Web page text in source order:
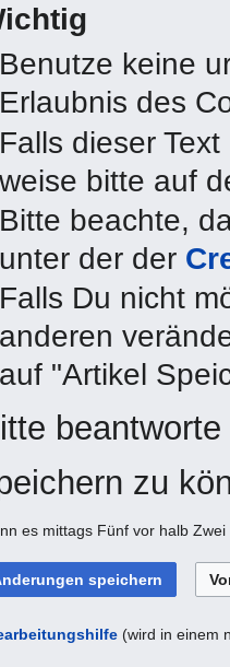
Benutze keine
Erlaubnis des
Falls dieser
weise bitte auf
Bitte beachte,
unter der der
Falls Du nicht
anderen
auf "Artikel
zu
es mittags Fünf vor halb
(wird in einem